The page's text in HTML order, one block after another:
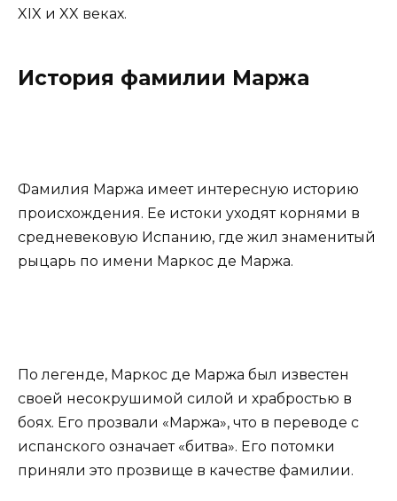
XIX и XX веках.
История фамилии Маржа
Фамилия Маржа имеет интересную историю
происхождения. Ее истоки уходят корнями в
средневековую Испанию, где жил знаменитый
рыцарь по имени Маркос де Маржа.
По легенде, Маркос де Маржа был известен
своей несокрушимой силой и храбростью в
боях. Его прозвали «Маржа», что в переводе с
испанского означает «битва». Его потомки
приняли это прозвище в качестве фамилии.